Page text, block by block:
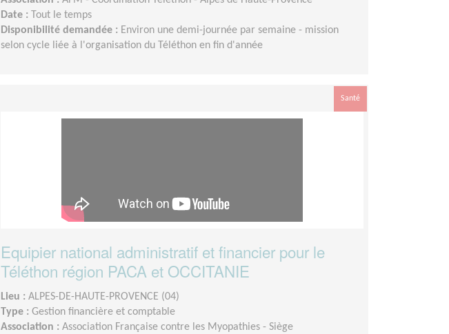
Date :
Tout le temps
Disponibilité demandée : Environ une demi-journée par semaine - mission
selon cycle liée à l'organisation du Téléthon en fin d'année
Santé
Equipier national administratif et financier pour le
Téléthon région PACA et OCCITANIE
Lieu : ALPES-DE-HAUTE-PROVENCE (04)
Type : Gestion financière et comptable
Association : Association Française contre les Myopathies - Siège